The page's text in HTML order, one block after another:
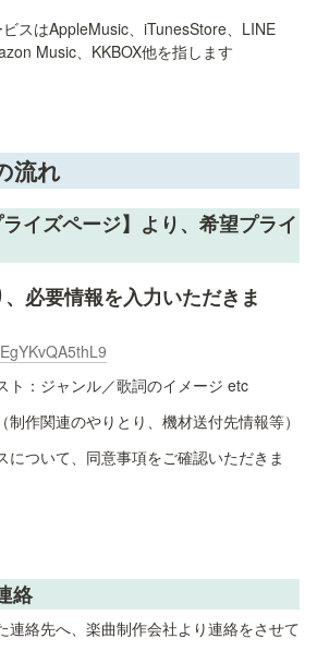
スはAppleMusic、iTunesStore、LINE
Music、KKBOX他を指します
流れ
イズページ】より、希望プライ
必要情報を入力いただきま
ト：ジャンル／歌詞のイメージ etc
制作関連のやりとり、機材送付先情報等）
について、同意事項をご確認いただきま
絡
連絡先へ、楽曲制作会社より連絡をさせて